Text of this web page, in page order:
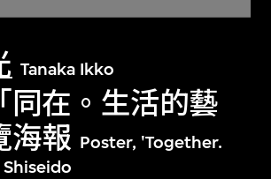
Tanaka Ikko
同在。生活的藝
海報 Poster, 'Together.
品
的二十及二十一世紀視覺